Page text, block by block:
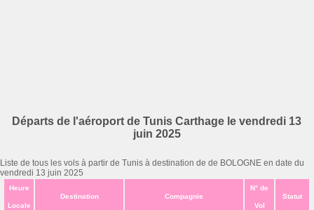
Départs de l'aéroport de Tunis Carthage le vendredi 13
juin 2025
Liste de tous les vols à partir de Tunis à destination de de BOLOGNE en date du
vendredi 13 juin 2025
Heure
Locale
Destination Compagnie
N° de
Vol
Statut